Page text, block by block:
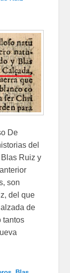
De
del
Ruiz y
son
del que
de
tantos